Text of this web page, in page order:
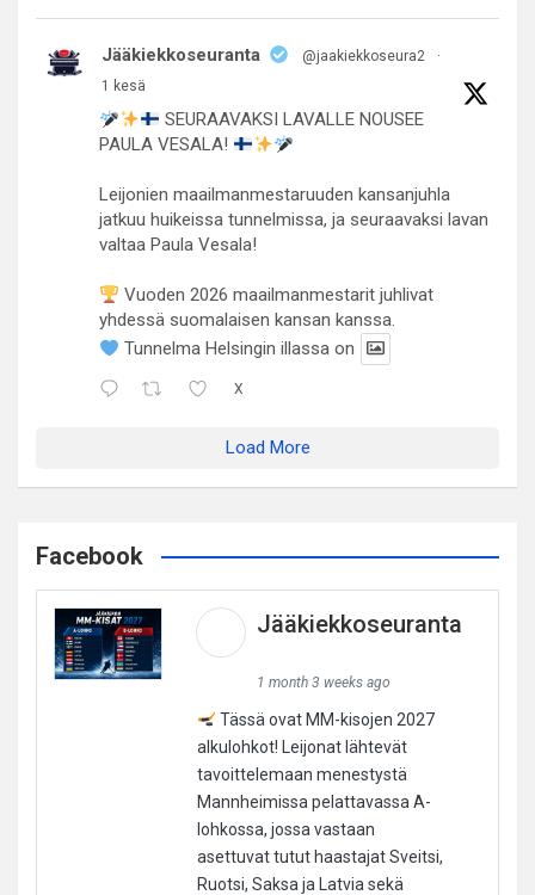
Jääkiekkoseuranta @jaakiekkoseura2
·
1 kesä
SEURAAVAKSI LAVALLE NOUSEE
PAULA VESALA!
Leijonien maailmanmestaruuden kansanjuhla
jatkuu huikeissa tunnelmissa, ja seuraavaksi lavan
valtaa Paula Vesala!
Vuoden 2026 maailmanmestarit juhlivat
yhdessä suomalaisen kansan kanssa.
Tunnelma Helsingin illassa on
X
Load More
Facebook
Jääkiekkoseuranta
1 month 3 weeks ago
Tässä ovat MM-kisojen 2027
alkulohkot! Leijonat lähtevät
tavoittelemaan menestystä
Mannheimissa pelattavassa A-
lohkossa, jossa vastaan
asettuvat tutut haastajat Sveitsi,
Ruotsi, Saksa ja Latvia sekä